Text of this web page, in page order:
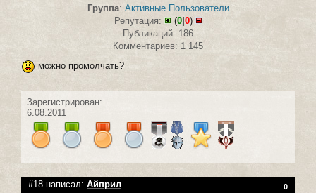
Группа: Активные Пользователи
Репутация:
(0|0)
Публикаций: 186
Комментариев: 1 145
можно промолчать?
Зарегистрирован:
6.08.2011
#18 написал: Айприл 0